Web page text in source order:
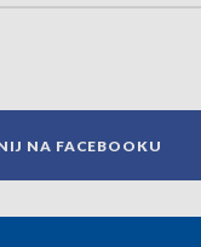
NA FACEBOOKU